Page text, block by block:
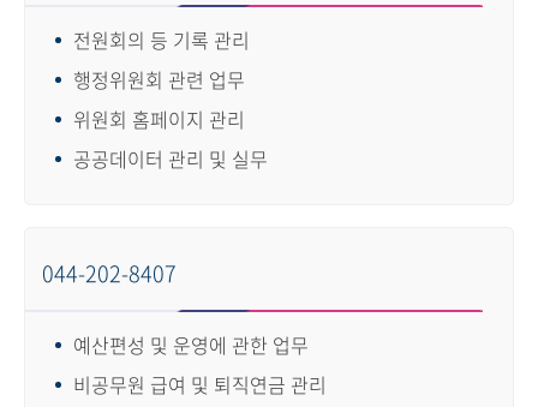
전원회의 등 기록 관리
행정위원회 관련 업무
위원회 홈페이지 관리
공공데이터 관리 및 실무
044-202-8407
예산편성 및 운영에 관한 업무
비공무원 급여 및 퇴직연금 관리